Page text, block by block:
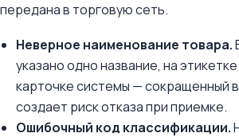
передана в торговую сеть.
Неверное наименование товара.
указано одно название, на
карточке системы — сокращенный
создает риск отказа при приемке.
Ошибочный код классификации.